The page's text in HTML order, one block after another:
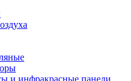
и инфракрасные панели